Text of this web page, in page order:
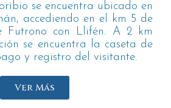
se encuentra ubicado en
accediendo en el km 5 de
Futrono con Llifén. A 2 km
se encuentra la caseta de
y registro del visitante.
Ver Más